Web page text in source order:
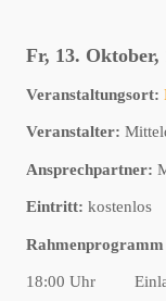
Fr, 13. Oktober,
Veranstaltungsort:
Veranstalter:
Ansprechpartner:
Eintritt: kostenlos
Rahmenprogramm
18:00 Uhr